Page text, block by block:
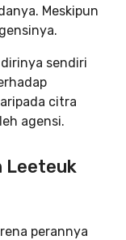
Meskipun
sendiri
citra
agensi.
Leeteuk
perannya